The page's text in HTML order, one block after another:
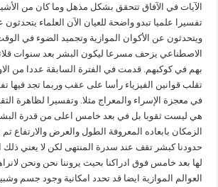
الآيات في الآفاق تتحقق بشكل مذهل وما كان من
تفسيرا علميا تبدو واضحة للعيان الآن العلماء
ويتحدثون عن الأكوان الموازية وتجميد الضوء في
الاصطناعي يزحف مسرعا ليكون البشر بعد سنوات
بهم في كوكبهم. قدمت في الفترة السابقة عددا من
تقلب قوانين الفيزياء رأسا على عقب وربما تجد فيها
في معجزة الإسراء والمعراج مثلا. وتفسيرا لظاهرة
هي ليست ثقوبا بل في بعد خامس اعلى من قدرة البشر
الزمكان بابعاده المعروفة الطول والعرض والارتفاع
حدودنا كبشر تقف عند سدرة المنتهى لكن لا يعني
لها بعد خامس فوق ادراكنا بحيث يروننا نحن ونحن
العوالم الموازية ايضا قد تحدد امكانية وجود جسم